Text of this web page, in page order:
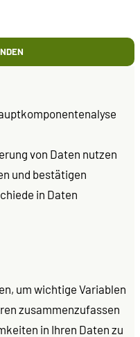
von Daten nutzen
und bestätigen
in Daten
um wichtige Variablen
zusammenzufassen
in Ihren Daten zu